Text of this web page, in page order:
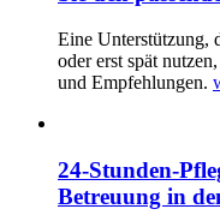
Eine Unterstützung,
oder erst spät
und Empfehlungen.
24-Stunden-
Betreuung in